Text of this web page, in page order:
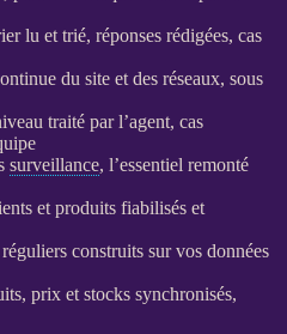
lu et trié, réponses rédigées, cas
du site et des réseaux, sous
traité par l’agent, cas
surveillance, l’essentiel remonté
et produits fiabilisés et
construits sur vos données
prix et stocks synchronisés,